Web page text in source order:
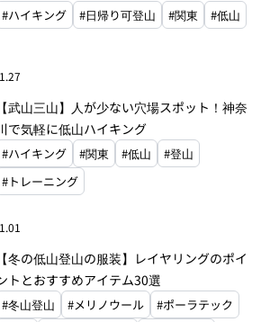
#ハイキング #日帰り可登山 #関東 #低山
【武山三山】人が少ない穴場スポット！神奈
で気軽に低山ハイキング
#ハイキング #関東 #低山
#登山
#トレーニング
【冬の低山登山の服装】レイヤリングのポイ
トとおすすめアイテム30選
#冬山登山 #メリノウール
#ポーラテック